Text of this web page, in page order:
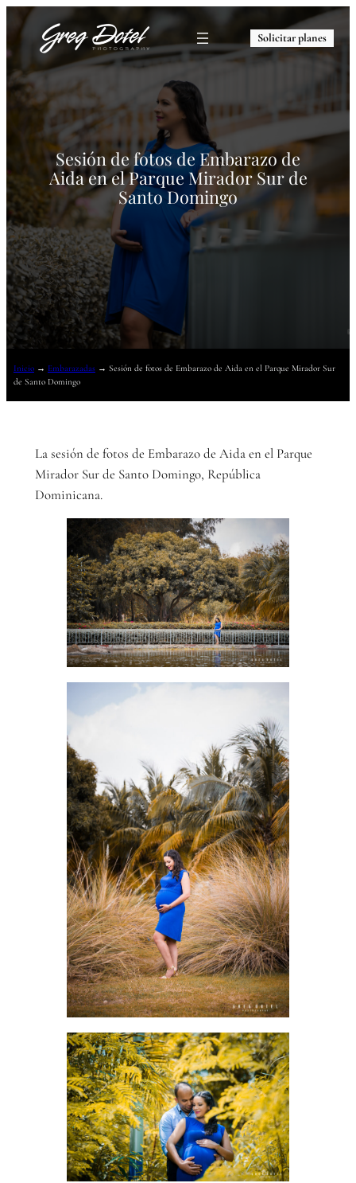
Solicitar planes
Sesión de fotos de Embarazo de
Aida en el Parque Mirador Sur de
Santo Domingo
Inicio→ Embarazadas→ Sesión de fotos de Embarazo de Aida en el Parque Mirador Sur
de Santo Domingo
La sesión de fotos de Embarazo de Aida en el Parque
Mirador Sur de Santo Domingo, República
Dominicana.